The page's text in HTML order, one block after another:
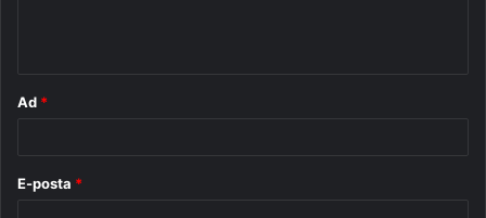
Ad *
E-posta *